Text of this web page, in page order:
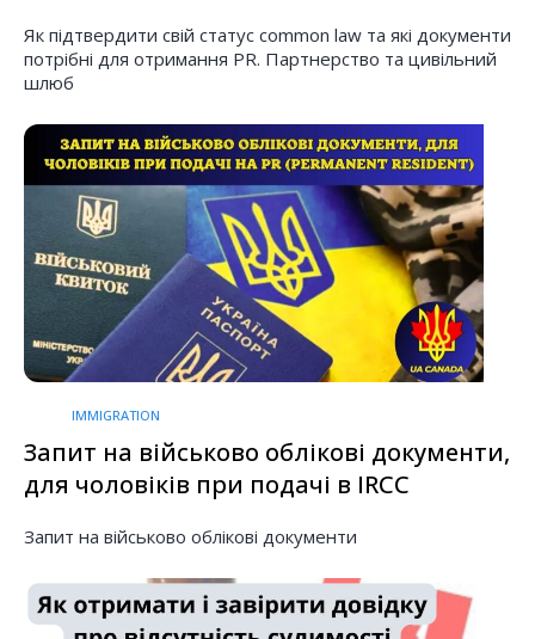
Як підтвердити свій статус common law та які документи
потрібні для отримання PR. Партнерство та цивільний
шлюб
IMMIGRATION
Запит на військово облікові документи,
для чоловіків при подачі в IRCC
Запит на військово облікові документи